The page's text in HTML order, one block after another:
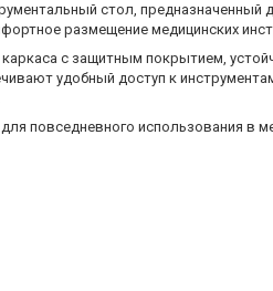
стол, предназначенный
размещение медицинских
с защитным покрытием,
удобный доступ к
повседневного использования в